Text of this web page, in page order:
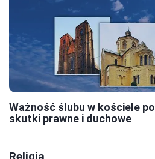
Ważność ślubu w kościele
skutki prawne i duchowe